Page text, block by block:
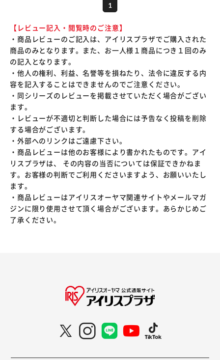
1
【レビュー記入・閲覧時のご注意】
・商品レビューのご記入は、アイリスプラザでご購入された
商品のみとなります。また、お一人様１商品につき１回のみ
の記入となります。
・他人の権利、利益、名誉等を損ねたり、法令に違反する内
容を記入することはできませんのでご注意ください。
・同シリーズのレビューを掲載させていただく場合がござい
ます。
・レビューが不適切と判断した場合には予告なく投稿を削除
する場合がございます。
・外部へのリンクはご遠慮下さい。
・商品レビューは他のお客様により書かれたものです。アイ
リスプラザは、 その内容の当否については保証できかねま
す。お客様の判断でご利用くださいますよう、お願いいたし
ます。
・商品レビューはアイリスオーヤマ関連サイトやメールマガ
ジンに限り使用させて頂く場合がございます。あらかじめご
了承ください。